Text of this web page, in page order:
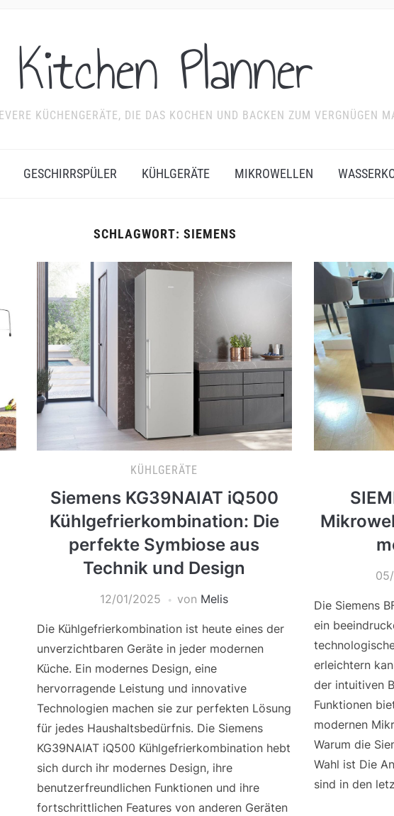
Kitchen Planner
KÜCHENGERÄTE, DIE DAS KOCHEN UND BACKEN ZUM VERGNÜGEN
GESCHIRRSPÜLER KÜHLGERÄTE MIKROWELLEN
SCHLAGWORT: SIEMENS
KÜHLGERÄTE
Siemens KG39NAIAT iQ500
Kühlgefrierkombination: Die
perfekte Symbiose aus
Technik und Design
12/01/2025 von Melis
Die Kühlgefrierkombination ist heute eines der
unverzichtbaren Geräte in jeder modernen
Küche. Ein modernes Design, eine
hervorragende Leistung und innovative
Technologien machen sie zur perfekten Lösung
für jedes Haushaltsbedürfnis. Die Siemens
KG39NAIAT iQ500 Kühlgefrierkombination hebt
sich durch ihr modernes Design, ihre
benutzerfreundlichen Funktionen und ihre
fortschrittlichen Features von anderen Geräten
Die Siemens
ein
erleichtern
der intuitiven
Funktionen
modernen
Warum die
Wahl ist Die
sind in den